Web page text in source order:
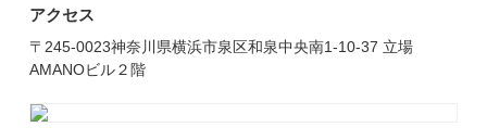
アクセス
〒245-0023神奈川県横浜市泉区和泉中央南1-10-37 立場
AMANOビル２階